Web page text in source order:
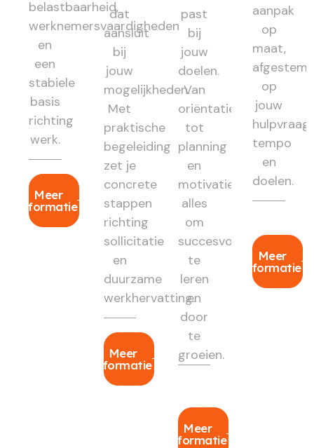
belastbaarheid,
werknemersvaardigheden
en
een
stabiele
basis
richting
werk.
Meer
informatie
dat
aansluit
bij
jouw
mogelijkheden.
Met
praktische
begeleiding
zet je
concrete
stappen
richting
sollicitatie
en
duurzame
werkhervatting.
Meer
informatie
past
bij
jouw
doelen.
Van
oriëntatie
tot
planning
en
motivatie:
alles
om
succesvol
te
leren
en
door
te
groeien.
Meer
informatie
aanpak
op
maat,
op
jouw
hulpvraag,
tempo
en
doelen.
Meer
informatie